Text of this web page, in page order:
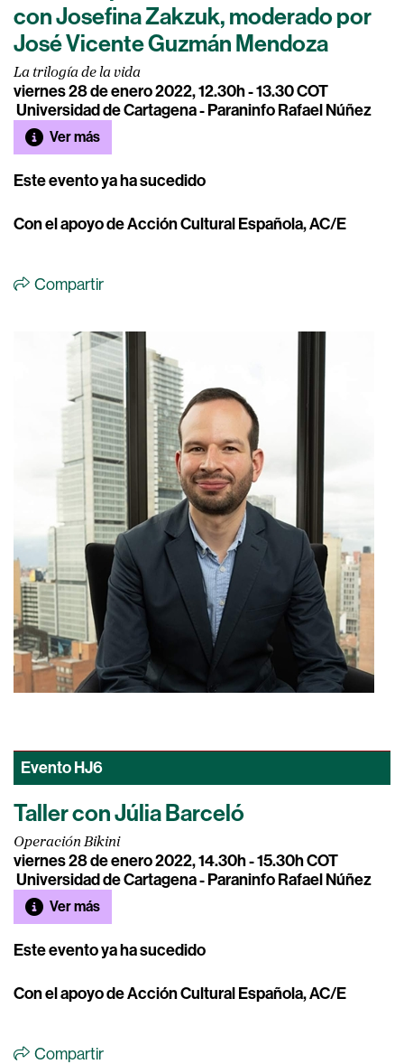
con Josefina Zakzuk, moderado por
José Vicente Guzmán Mendoza
La trilogía de la vida
viernes 28 de enero 2022, 12.30h - 13.30 COT
Universidad de Cartagena - Paraninfo Rafael Núñez
Ver más
Este evento ya ha sucedido
Con el apoyo de Acción Cultural Española, AC/E
Compartir
EventoHJ6
Taller con Júlia Barceló
Operación Bikini
viernes 28 de enero 2022, 14.30h - 15.30h COT
Universidad de Cartagena - Paraninfo Rafael Núñez
Ver más
Este evento ya ha sucedido
Con el apoyo de Acción Cultural Española, AC/E
Compartir